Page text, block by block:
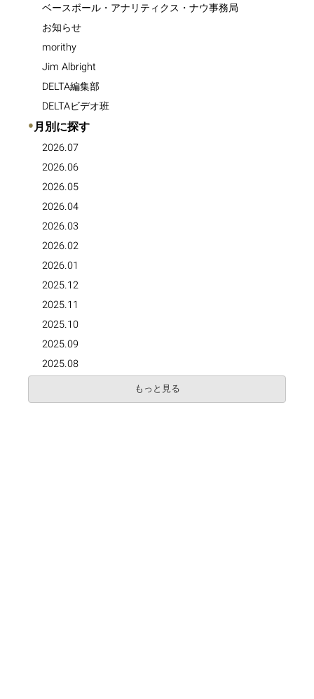
ベースボール・アナリティクス・ナウ事務局
お知らせ
morithy
Jim Albright
DELTA編集部
DELTAビデオ班
●月別に探す
2026.07
2026.06
2026.05
2026.04
2026.03
2026.02
2026.01
2025.12
2025.11
2025.10
2025.09
2025.08
もっと見る